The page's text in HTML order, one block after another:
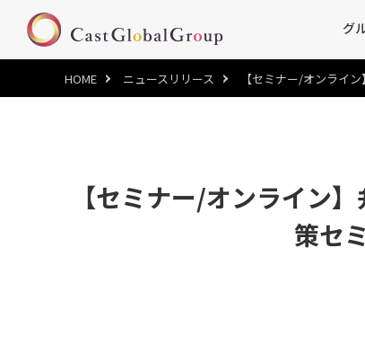
グ
HOME ニュースリリース 【セミナー/オンライ
【セミナー/オンライン
策セ